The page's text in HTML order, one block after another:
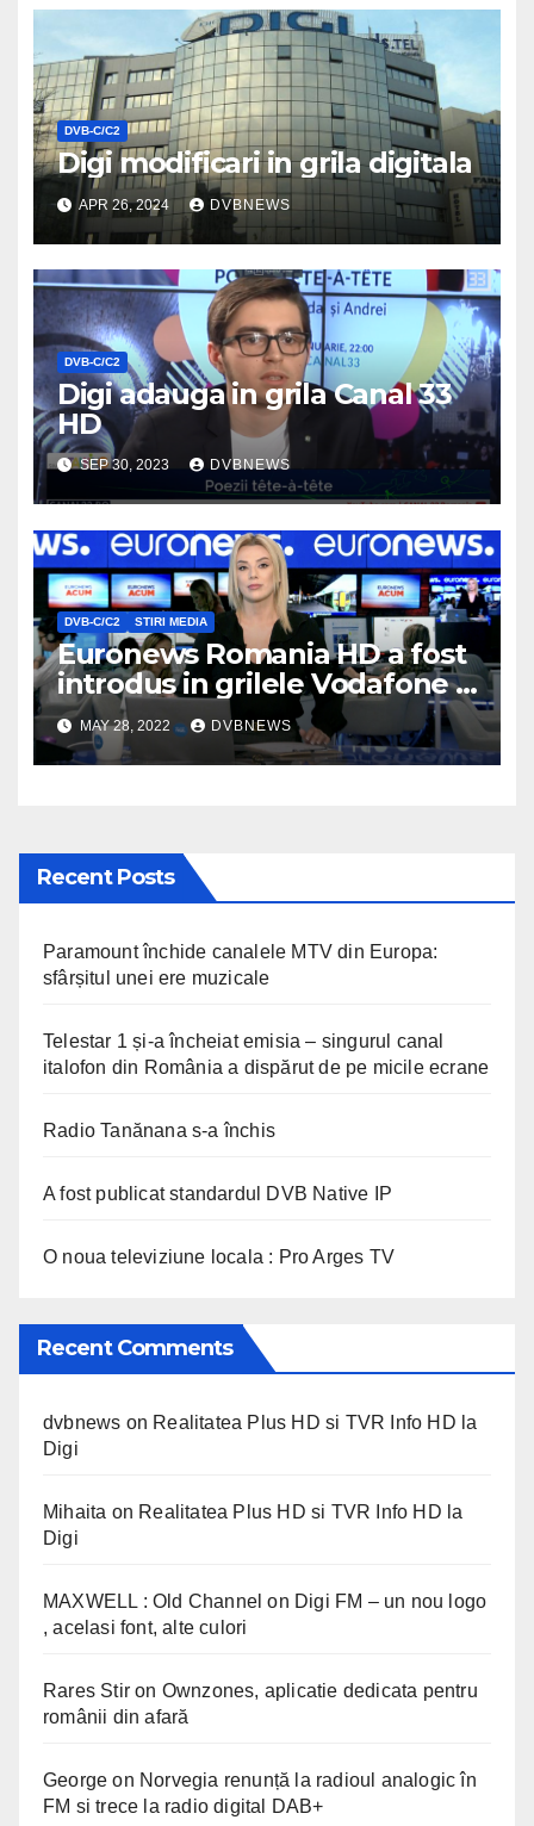
DVB-C/C2
Digi modificari in grila digitala
APR 26, 2024 DVBNEWS
DVB-C/C2
Digi adauga in grila Canal 33
HD
SEP 30, 2023 DVBNEWS
DVB-C/C2 STIRI MEDIA
Euronews Romania HD a fost
introdus in grilele Vodafone si
Orange
MAY 28, 2022 DVBNEWS
Recent Posts
Paramount închide canalele MTV din Europa:
sfârșitul unei ere muzicale
Telestar 1 și-a încheiat emisia – singurul canal
italofon din România a dispărut de pe micile ecrane
Radio Tanănana s-a închis
A fost publicat standardul DVB Native IP
O noua televiziune locala : Pro Arges TV
Recent Comments
dvbnews on Realitatea Plus HD si TVR Info HD la
Digi
Mihaita on Realitatea Plus HD si TVR Info HD la
Digi
MAXWELL : Old Channel on Digi FM – un nou logo
, acelasi font, alte culori
Rares Stir on Ownzones, aplicatie dedicata pentru
românii din afară
George on Norvegia renunță la radioul analogic în
FM si trece la radio digital DAB+